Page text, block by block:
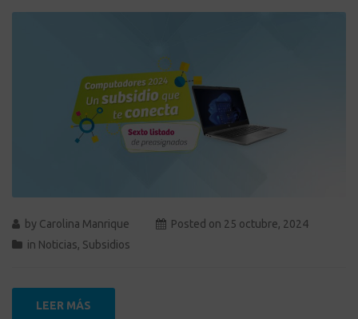
by Carolina Manrique Posted on 25 octubre, 2024
in Noticias, Subsidios
LEER MÁS